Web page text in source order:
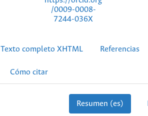
/0009-0008-
7244-036X
Texto completo XHTML Referencias
Cómo citar
Resumen (es)